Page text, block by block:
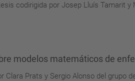
codirigida por Josep Lluís Tamarit
modelos matemáticos de
Clara Prats y Sergio Alonso del grupo